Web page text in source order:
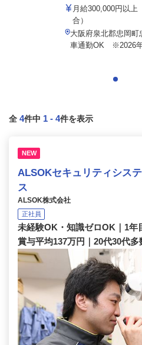
月給300,000円以上
合）
大阪府泉北郡忠岡
車通勤OK ※2026年
全 4件中 1 - 4件を表示
NEW
ALSOKセキュリティシス
ス
ALSOK株式会社
正社員
未経験OK・知識ゼロOK｜1年
賞与平均137万円｜20代30代多